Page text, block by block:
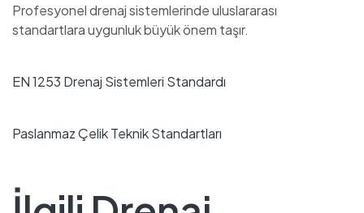
Profesyonel drenaj sistemlerinde uluslararası
standartlara uygunluk büyük önem taşır.
EN 1253 Drenaj Sistemleri Standardı
Paslanmaz Çelik Teknik Standartları